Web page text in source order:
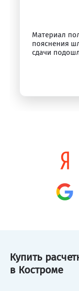
Материал
пояснения
сдачи
Купить
в Костроме